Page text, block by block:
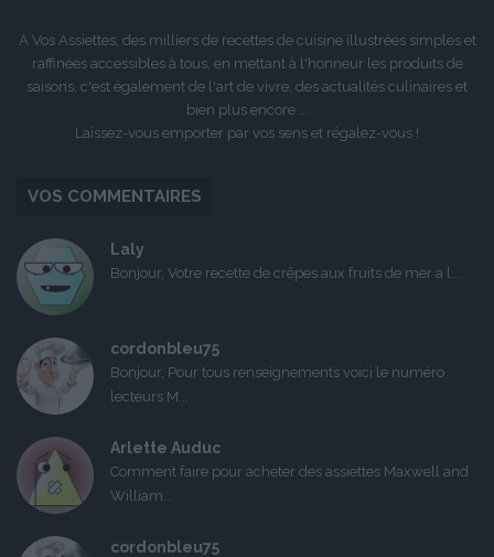
A Vos Assiettes, des milliers de recettes de cuisine illustrées simples et
raffinées accessibles à tous, en mettant à l'honneur les produits de
saisons, c'est également de l'art de vivre, des actualités culinaires et
bien plus encore ...
Laissez-vous emporter par vos sens et régalez-vous !
VOS COMMENTAIRES
Laly
Bonjour, Votre recette de crêpes aux fruits de mer a l...
cordonbleu75
Bonjour, Pour tous renseignements voici le numéro
lecteurs M...
Arlette Auduc
Comment faire pour acheter des assiettes Maxwell and
William...
cordonbleu75